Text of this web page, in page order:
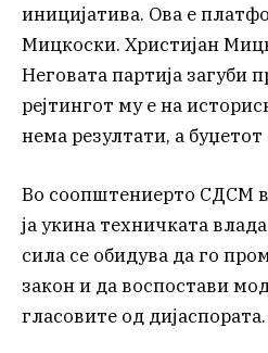
иницијатива. Ова е
Мицкоски. Христијан
Неговата партија загуби
рејтингот му е на
нема резултати, а
Во соопштениерто СДСМ
ја укина техничката
сила се обидува да го
закон и да воспостави
гласовите од дијаспората.